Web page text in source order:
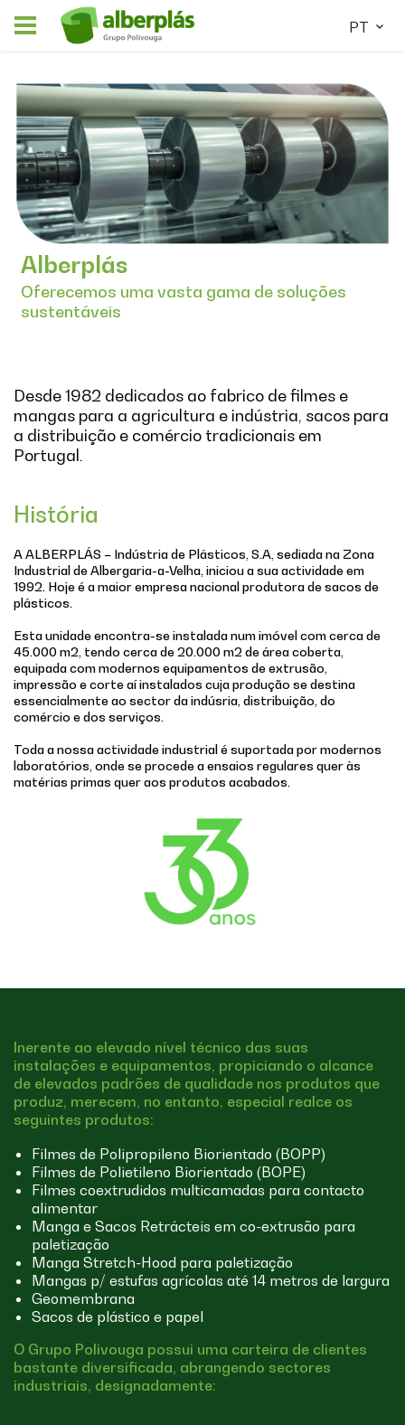
PT
Alberplás
Oferecemos uma vasta gama de soluções
sustentáveis
Desde 1982 dedicados ao fabrico de filmes e
mangas para a agricultura e indústria, sacos para
a distribuição e comércio tradicionais em
Portugal.
História
A ALBERPLÁS – Indústria de Plásticos, S.A, sediada na Zona
Industrial de Albergaria-a-Velha, iniciou a sua actividade em
1992. Hoje é a maior empresa nacional produtora de sacos de
plásticos.
Esta unidade encontra-se instalada num imóvel com cerca de
45.000 m2, tendo cerca de 20.000 m2 de área coberta,
equipada com modernos equipamentos de extrusão,
impressão e corte aí instalados cuja produção se destina
essencialmente ao sector da indúsria, distribuição, do
comércio e dos serviços.
Toda a nossa actividade industrial é suportada por modernos
laboratórios, onde se procede a ensaios regulares quer às
matérias primas quer aos produtos acabados.
Inerente ao elevado nível técnico das suas
instalações e equipamentos, propiciando o alcance
de elevados padrões de qualidade nos produtos que
produz, merecem, no entanto, especial realce os
seguintes produtos:
Filmes de Polipropileno Biorientado (BOPP)
Filmes de Polietileno Biorientado (BOPE)
Filmes coextrudidos multicamadas para contacto
alimentar
Manga e Sacos Retrácteis em co-extrusão para
paletização
Manga Stretch-Hood para paletização
Mangas p/ estufas agrícolas até 14 metros de largura
Geomembrana
Sacos de plástico e papel
O Grupo Polivouga possui uma carteira de clientes
bastante diversificada, abrangendo sectores
industriais, designadamente: